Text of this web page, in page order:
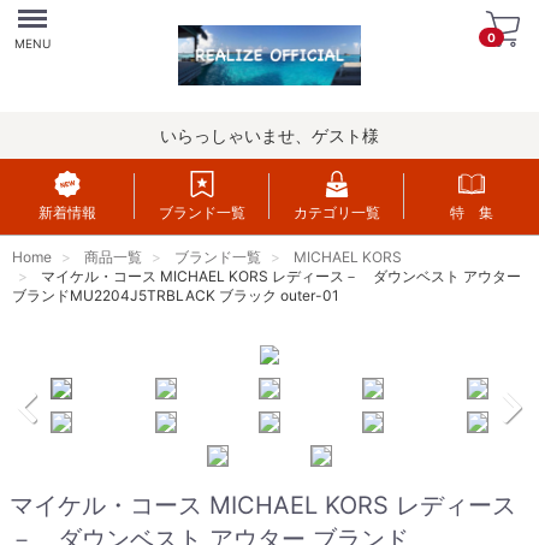
Menu
MENU 0
いらっしゃいませ、ゲスト様
新着情報 ブランド一覧 カテゴリ一覧 特 集
Home 商品一覧 ブランド一覧
MICHAEL KORS
マイケル・コース MICHAEL KORS レディース－ ダウンベスト アウター
ブランドMU2204J5TRBLACK ブラック outer-01
マイケル・コース MICHAEL KORS レディース
－ ダウンベスト アウター ブランド